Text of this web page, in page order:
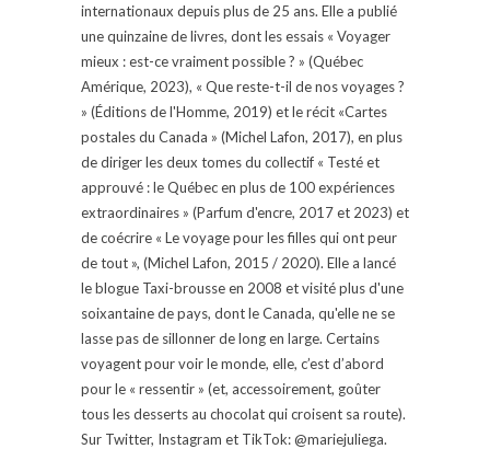
internationaux depuis plus de 25 ans. Elle a publié
une quinzaine de livres, dont les essais « Voyager
mieux : est-ce vraiment possible ? » (Québec
Amérique, 2023), « Que reste-t-il de nos voyages ?
» (Éditions de l'Homme, 2019) et le récit «Cartes
postales du Canada » (Michel Lafon, 2017), en plus
de diriger les deux tomes du collectif « Testé et
approuvé : le Québec en plus de 100 expériences
extraordinaires » (Parfum d'encre, 2017 et 2023) et
de coécrire « Le voyage pour les filles qui ont peur
de tout », (Michel Lafon, 2015 / 2020). Elle a lancé
le blogue Taxi-brousse en 2008 et visité plus d'une
soixantaine de pays, dont le Canada, qu'elle ne se
lasse pas de sillonner de long en large. Certains
voyagent pour voir le monde, elle, c’est d’abord
pour le « ressentir » (et, accessoirement, goûter
tous les desserts au chocolat qui croisent sa route).
Sur Twitter, Instagram et TikTok: @mariejuliega.